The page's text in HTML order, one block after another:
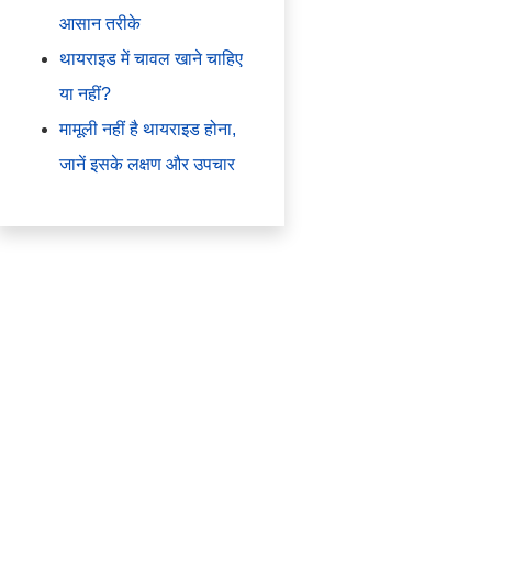
आसान तरीके
थायराइड में चावल खाने चाहिए
या नहीं?
मामूली नहीं है थायराइड होना,
जानें इसके लक्षण और उपचार